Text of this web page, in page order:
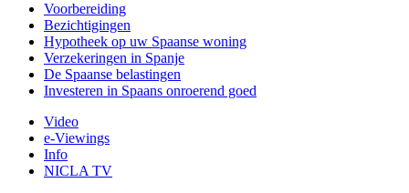
Voorbereiding
Bezichtigingen
Hypotheek op uw Spaanse woning
Verzekeringen in Spanje
De Spaanse belastingen
Investeren in Spaans onroerend goed
Video
e-Viewings
Info
NICLA TV